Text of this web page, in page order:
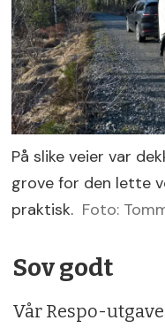
På slike veier var
grove for den lette
praktisk. Foto:
Sov godt
Vår Respo-